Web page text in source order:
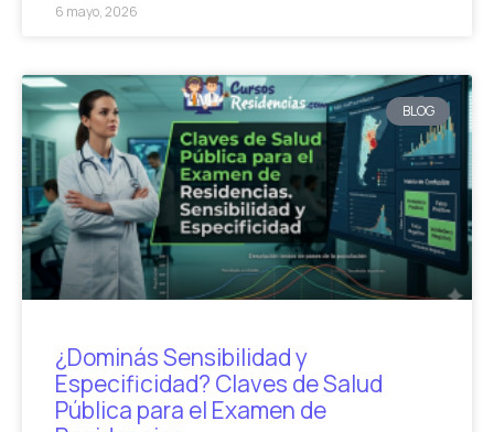
6 mayo, 2026
BLOG
¿Dominás Sensibilidad y
Especificidad? Claves de Salud
Pública para el Examen de